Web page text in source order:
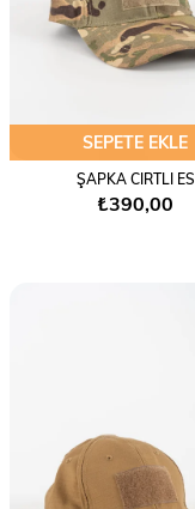
SEPETE EKLE
ŞAPKA CIRTLI ES
₺390,00